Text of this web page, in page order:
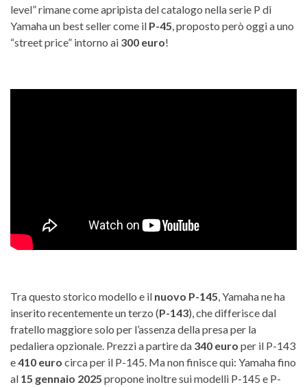
level” rimane come apripista del catalogo nella serie P di
Yamaha un best seller come il P-45 , proposto però oggi a uno
“street price” intorno ai 300 euro!
Tra questo storico modello e il nuovo P-145 , Yamaha ne ha
inserito recentemente un terzo (P-143), che differisce dal
fratello maggiore solo per l’assenza della presa per la
pedaliera opzionale. Prezzi a partire da 340 euro per il P-143
e410 euro circa per il P-145. Ma non finisce qui: Yamaha fino
al 15 gennaio 2025 propone inoltre sui modelli P-145 e P-